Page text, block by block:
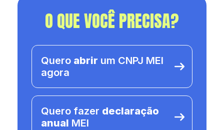
O QUE VOCÊ PRECISA?
Quero abrir um CNPJ MEI
agora
Quero fazer declaração
anual MEI